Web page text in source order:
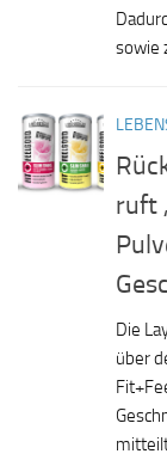
sowie
ruft
Die
über